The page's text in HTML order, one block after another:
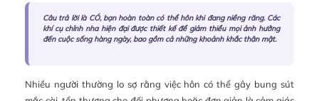
Câu trả lời là CÓ, bạn hoàn toàn có thể hôn khi đang niềng răng. Các
khí cụ chỉnh nha hiện đại được thiết kế để giảm thiểu mọi ảnh hưởng
đến cuộc sống hàng ngày, bao gồm cả những khoảnh khắc thân mật.
Nhiều người thường lo sợ rằng việc hôn có thể gây bung sút